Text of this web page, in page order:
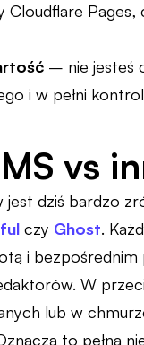
Cloudflare
– nie jesteś
i w pełni
vs
jest dziś bardzo
czy Ghost.
i
W
lub w
to pełną